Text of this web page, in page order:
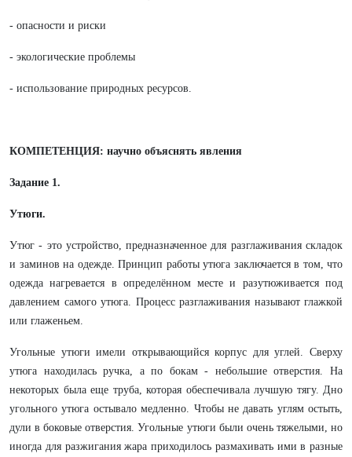
- опасности и риски
- экологические проблемы
- использование природных ресурсов.
КОМПЕТЕНЦИЯ: научно объяснять явления
Задание 1.
Утюги.
Утюг - это устройство, предназначенное для разглаживания складок
и заминов на одежде. Принцип работы утюга заключается в том, что
одежда нагревается в определённом месте и разутюживается под
давлением самого утюга. Процесс разглаживания называют глажкой
или глаженьем.
Угольные утюги имели открывающийся корпус для углей. Сверху
утюга находилась ручка, а по бокам - небольшие отверстия. На
некоторых была еще труба, которая обеспечивала лучшую тягу. Дно
угольного утюга остывало медленно. Чтобы не давать углям остыть,
дули в боковые отверстия. Угольные утюги были очень тяжелыми, но
иногда для разжигания жара приходилось размахивать ими в разные